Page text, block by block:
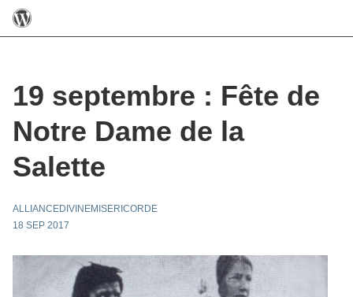
19 septembre : Fête de
Notre Dame de la
Salette
ALLIANCEDIVINEMISERICORDE
18 SEP 2017